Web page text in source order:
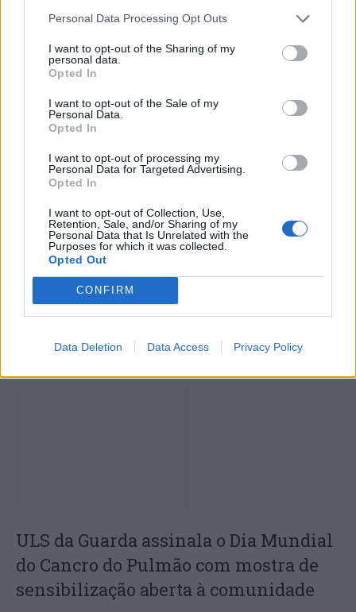
Personal Data Processing Opt Outs
I want to opt-out of the Sharing of my
personal data.
Opted In
I want to opt-out of the Sale of my
Personal Data.
Opted In
I want to opt-out of processing my
Personal Data for Targeted Advertising.
Opted In
I want to opt-out of Collection, Use,
Retention, Sale, and/or Sharing of my
Personal Data that Is Unrelated with the
Purposes for which it was collected.
Opted Out
CONFIRM
Data Deletion Data Access Privacy Policy
PS indica Marta Temido
comissão de revisão
constitucional
Pedro Gonçalves será o
da GNR da Guarda
ARTIGOS RELACIONADOS
Colheita de sangue regressa ao
Hospital Sousa Martins durante o mês
ULS da Guarda assinala o Dia Mundial
do Cancro do Pulmão com mostra de
sensibilização aberta à comunidade